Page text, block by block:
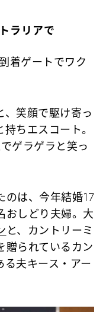
ラリアで
着ゲートでワク
笑顔で駆け寄っ
ちエスコート。
ゲラゲラと笑っ
は、今年結婚17
おしどり夫婦。大
と、カントリーミ
贈られているカン
る夫キース・アー